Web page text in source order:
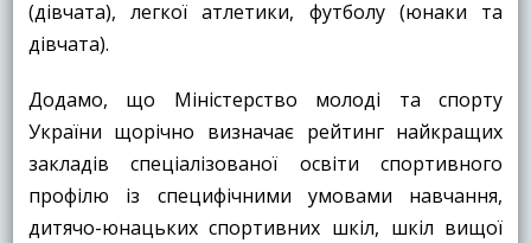
(дівчата), легкої атлетики, футболу (юнаки та
дівчата).
Додамо, що Міністерство молоді та спорту
України щорічно визначає рейтинг найкращих
закладів спеціалізованої освіти спортивного
профілю із специфічними умовами навчання,
дитячо-юнацьких спортивних шкіл, шкіл вищої